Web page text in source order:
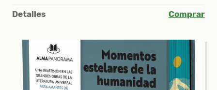
Detalles Comprar